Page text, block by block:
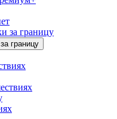
за границу
границу